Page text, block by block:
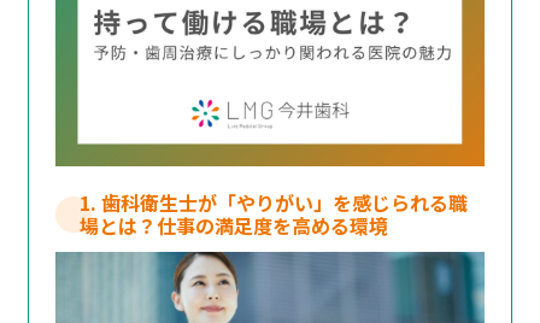
1. 歯科衛生士が「やりがい」を感じられる職
場とは？仕事の満足度を高める環境